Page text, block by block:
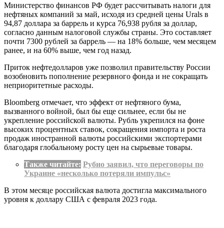
Министерство финансов РФ будет рассчитывать налоги для
нефтяных компаний за май, исходя из средней цены Urals в
94,87 доллара за баррель и курса 76,938 рубля за доллар,
согласно данным налоговой службы страны. Это составляет
почти 7300 рублей за баррель — на 18% больше, чем месяцем
ранее, и на 60% выше, чем год назад.
Приток нефтедолларов уже позволил правительству России
возобновить пополнение резервного фонда и не сокращать
неприоритетные расходы.
Bloomberg отмечает, что эффект от нефтяного бума,
вызванного войной, был бы еще сильнее, если бы не
укрепление российской валюты. Рубль укрепился на фоне
высоких процентных ставок, сокращения импорта и роста
продаж иностранной валюты российскими экспортерами
благодаря глобальному росту цен на сырьевые товары.
Также читайте: Рубио заявил, что переговоры по
Украине «несколько потеряли импульс»
В этом месяце российская валюта достигла максимального
уровня к доллару США с февраля 2023 года.